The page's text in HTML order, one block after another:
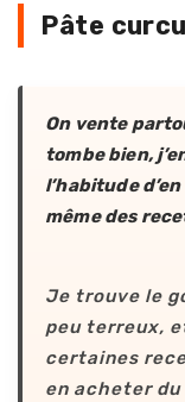
Pâte
On vente
tombe bien,
l’habitude
même des
Je trouve le
peu terreux,
certaines
en acheter